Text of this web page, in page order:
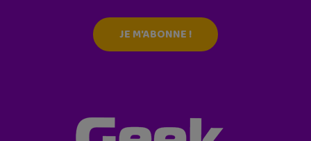
JE M'ABONNE !